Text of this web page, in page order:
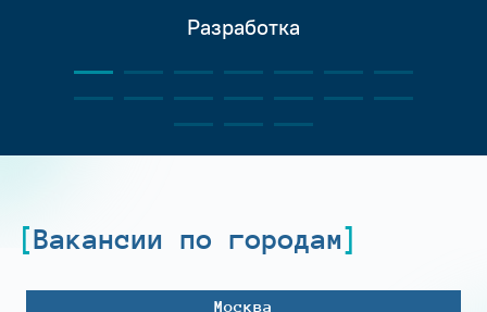
Разработка
Вакансии по городам
Москва